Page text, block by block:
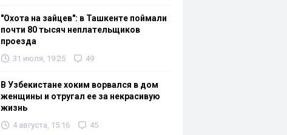
"Охота на зайцев": в Ташкенте поймали
почти 80 тысяч неплательщиков
проезда
31 июля, 19:25 49
В Узбекистане хоким ворвался в дом
женщины и отругал ее за некрасивую
жизнь
4 августа, 15:16 45